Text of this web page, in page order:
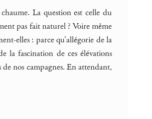
La question est celle du
pas fait naturel ? Voire même
elles : parce qu’allégorie de la
la fascination de ces élévations
de nos campagnes. En attendant,